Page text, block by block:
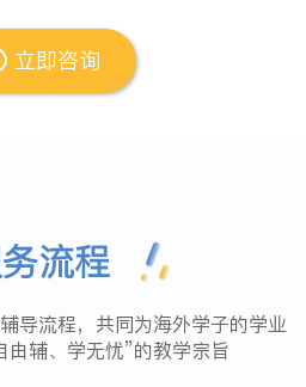
立即咨询
流程
导流程，共同为海外学子的学业
由辅、学无忧”的教学宗旨